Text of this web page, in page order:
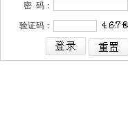
密 码：
验证码：